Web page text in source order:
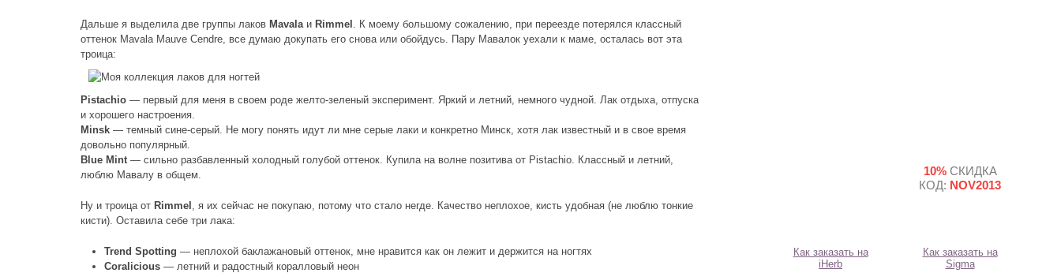
Дальше я выделила две группы лаков Mavalaи Rimmel . К моему большому сожалению, при переезде потерялся классный
оттенок Mavala Mauve Cendre, все думаю докупать его снова или обойдусь. Пару Мавалок уехали к маме, осталась вот эта
троица:
Pistachio — первый для меня в своем роде желто-зеленый эксперимент. Яркий и летний, немного чудной. Лак отдыха, отпуска
и хорошего настроения.
Minsk — темный сине-серый. Не могу понять идут ли мне серые лаки и конкретно Минск, хотя лак известный и в свое время
довольно популярный.
Blue Mint— сильно разбавленный холодный голубой оттенок. Купила на волне позитива от Pistachio. Классный и летний,
люблю Мавалу в общем.
Ну и троица от Rimmel , я их сейчас не покупаю, потому что стало негде. Качество неплохое, кисть удобная (не люблю тонкие
кисти). Оставила себе три лака:
Trend Spotting — неплохой баклажановый оттенок, мне нравится как он лежит и держится на ногтях
Coralicious — летний и радостный коралловый неон
Как заказать на
iHerb
10%СКИДКА
КОД: NOV2013
Как заказать на
Sigma